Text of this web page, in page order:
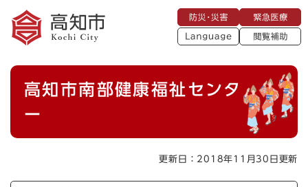
メニューを飛ばして本文へ
災
・
災
急
医
療
L
a
a
g
閲
助
本
高知市南部健康福祉センタ
ー
更新日：2018年11月30日更新